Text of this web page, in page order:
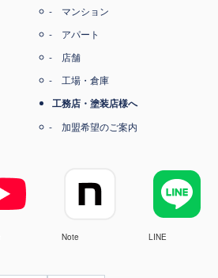
マンション
アパート
店舗
工場・倉庫
工務店・塗装店様へ
加盟希望のご案内
Note LINE